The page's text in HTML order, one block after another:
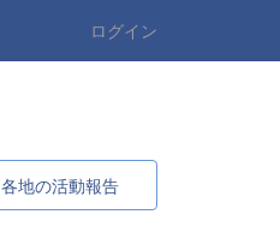
ログイン
各地の活動報告